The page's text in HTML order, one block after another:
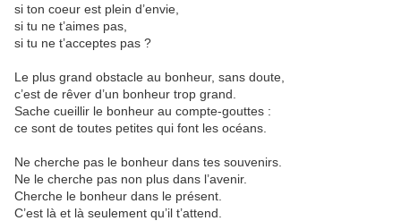
si ton coeur est plein d’envie,
si tu ne t’aimes pas,
si tu ne t’acceptes pas ?
Le plus grand obstacle au bonheur, sans doute,
c’est de rêver d’un bonheur trop grand.
Sache cueillir le bonheur au compte-gouttes :
ce sont de toutes petites qui font les océans.
Ne cherche pas le bonheur dans tes souvenirs.
Ne le cherche pas non plus dans l’avenir.
Cherche le bonheur dans le présent.
C’est là et là seulement qu’il t’attend.